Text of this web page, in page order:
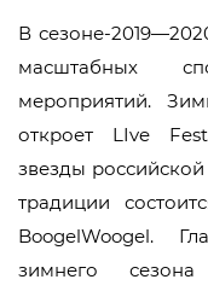
В сезоне-
масштабных
мероприятий.
откроет LIve
звезды
традиции
BoogelWoogel.
зимнего